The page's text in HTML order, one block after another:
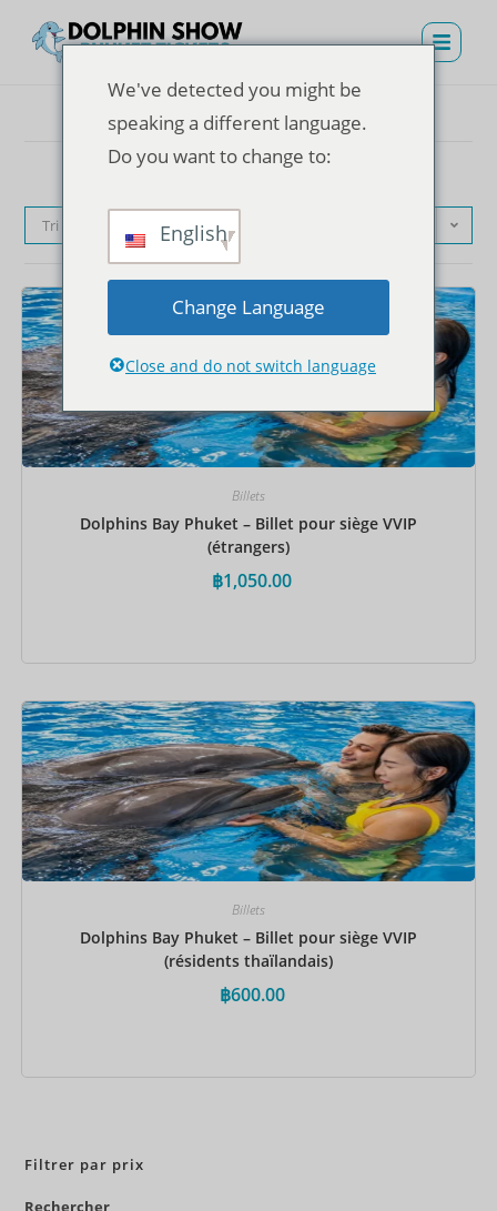
Tri par défaut
Billets
Dolphins Bay Phuket – Billet pour siège VVIP
(étrangers)
฿1,050.00
Réservez maintenant
Billets
Dolphins Bay Phuket – Billet pour siège VVIP
(résidents thaïlandais)
฿600.00
Filtrer par prix
Rechercher
We've detected you might be
speaking a different language.
Do you want to change to:
English
Change Language
Close and do not switch language